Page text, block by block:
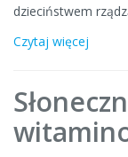
dzieciństwem
Czytaj więcej